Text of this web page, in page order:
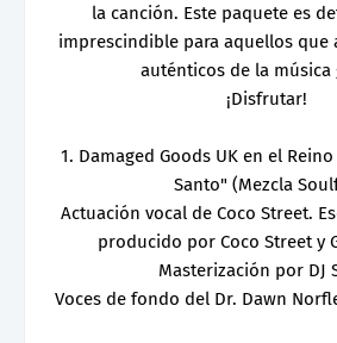
la canción. Este paquete es
imprescindible para aquellos que
auténticos de la música
¡Disfrutar!
1. Damaged Goods UK en el
Santo" (Mezcla
Actuación vocal de Coco Street.
producido por Coco Street y
Masterización por DJ
Voces de fondo del Dr. Dawn